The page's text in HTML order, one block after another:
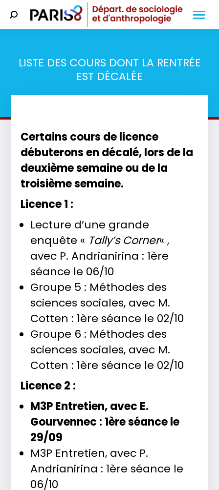
Search:
LISTE DES COURS DONT LA RENTRÉE
EST DÉCALÉE
Certains cours de licence
débuterons en décalé, lors de la
deuxième semaine ou de la
troisième semaine.
Licence 1 :
Lecture d’une grande
enquête « Tally’s Corner« ,
avec P. Andrianirina : 1ère
séance le 06/10
Groupe 5 : Méthodes des
sciences sociales, avec M.
Cotten : 1ère séance le 02/10
Groupe 6 : Méthodes des
sciences sociales, avec M.
Cotten : 1ère séance le 02/10
Licence 2 :
M3P Entretien, avec E.
Gourvennec : 1ère séance le
29/09
M3P Entretien, avec P.
Andrianirina : 1ère séance le
06/10